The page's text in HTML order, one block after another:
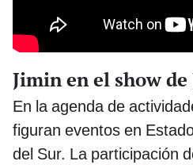
Jimin en el show
En la agenda de
figuran eventos en
del Sur. La participación